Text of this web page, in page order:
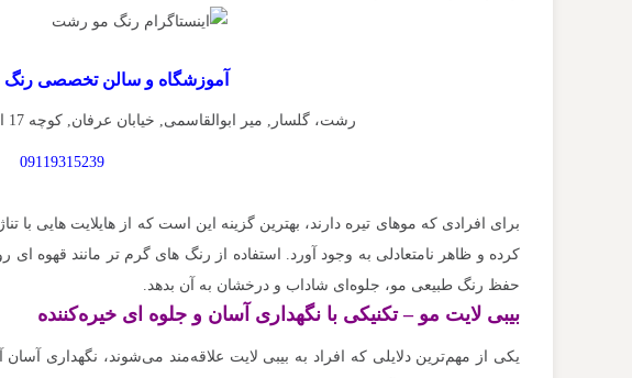
آموزشگاه و سالن تخصصی رنگ
رشت، گلسار, میر ابوالقاسمی, خیابان عرفان, کوچه 17 اردیبهشت, ساختمان منیری طبقه دوم
09119315239
برای افرادی که موهای تیره دارند، بهترین گزینه این است که از هایلایت‌ هایی با
کرده و ظاهر نامتعادلی به وجود آورد. استفاده از رنگ‌ های گرم‌ تر مانند قهوه‌ ای
حفظ رنگ طبیعی مو، جلوه‌ای شاداب و درخشان به آن بدهد.
بیبی لایت مو – تکنیکی با نگهداری آسان و جلوه‌ ای خیره‌کننده
یکی از مهم‌ترین دلایلی که افراد به بیبی لایت علاقه‌مند می‌شوند، نگهداری